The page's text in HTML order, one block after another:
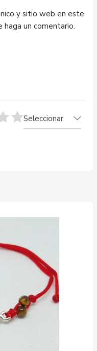
y sitio web en este
haga un comentario.
Seleccionar